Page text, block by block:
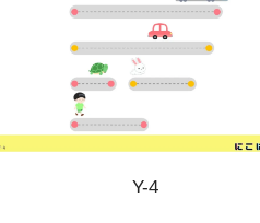
Y-4